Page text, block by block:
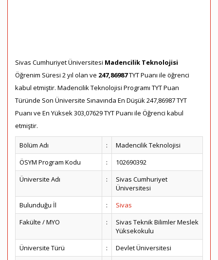
Sivas Cumhuriyet Üniversitesi Madencilik Teknolojisi
Öğrenim Süresi 2 yıl olan ve 247,86987TYT Puanı ile öğrenci
kabul etmiştir. Madencilik Teknolojisi Programı TYT Puan
Türünde Son Üniversite Sınavında En Düşük 247,86987 TYT
Puanı ve En Yüksek 303,07629 TYT Puanı ile Öğrenci kabul
etmiştir.
Bölüm Adı :
Madencilik Teknolojisi
ÖSYM Program Kodu
:
102690392
Üniversite Adı
:
Sivas Cumhuriyet
Üniversitesi
Bulunduğu İl
:
Sivas
Fakülte / MYO
:
Sivas Teknik Bilimler Meslek
Yüksekokulu
Üniversite Türü
:
Devlet Üniversitesi